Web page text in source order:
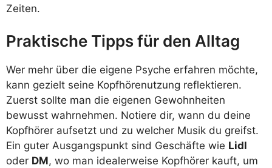
Zeiten.
Praktische Tipps für den Alltag
Wer mehr über die eigene Psyche erfahren möchte,
kann gezielt seine Kopfhörenutzung reflektieren.
Zuerst sollte man die eigenen Gewohnheiten
bewusst wahrnehmen. Notiere dir, wann du deine
Kopfhörer aufsetzt und zu welcher Musik du greifst.
Ein guter Ausgangspunkt sind Geschäfte wie Lidl
oder DM, wo man idealerweise Kopfhörer kauft, um